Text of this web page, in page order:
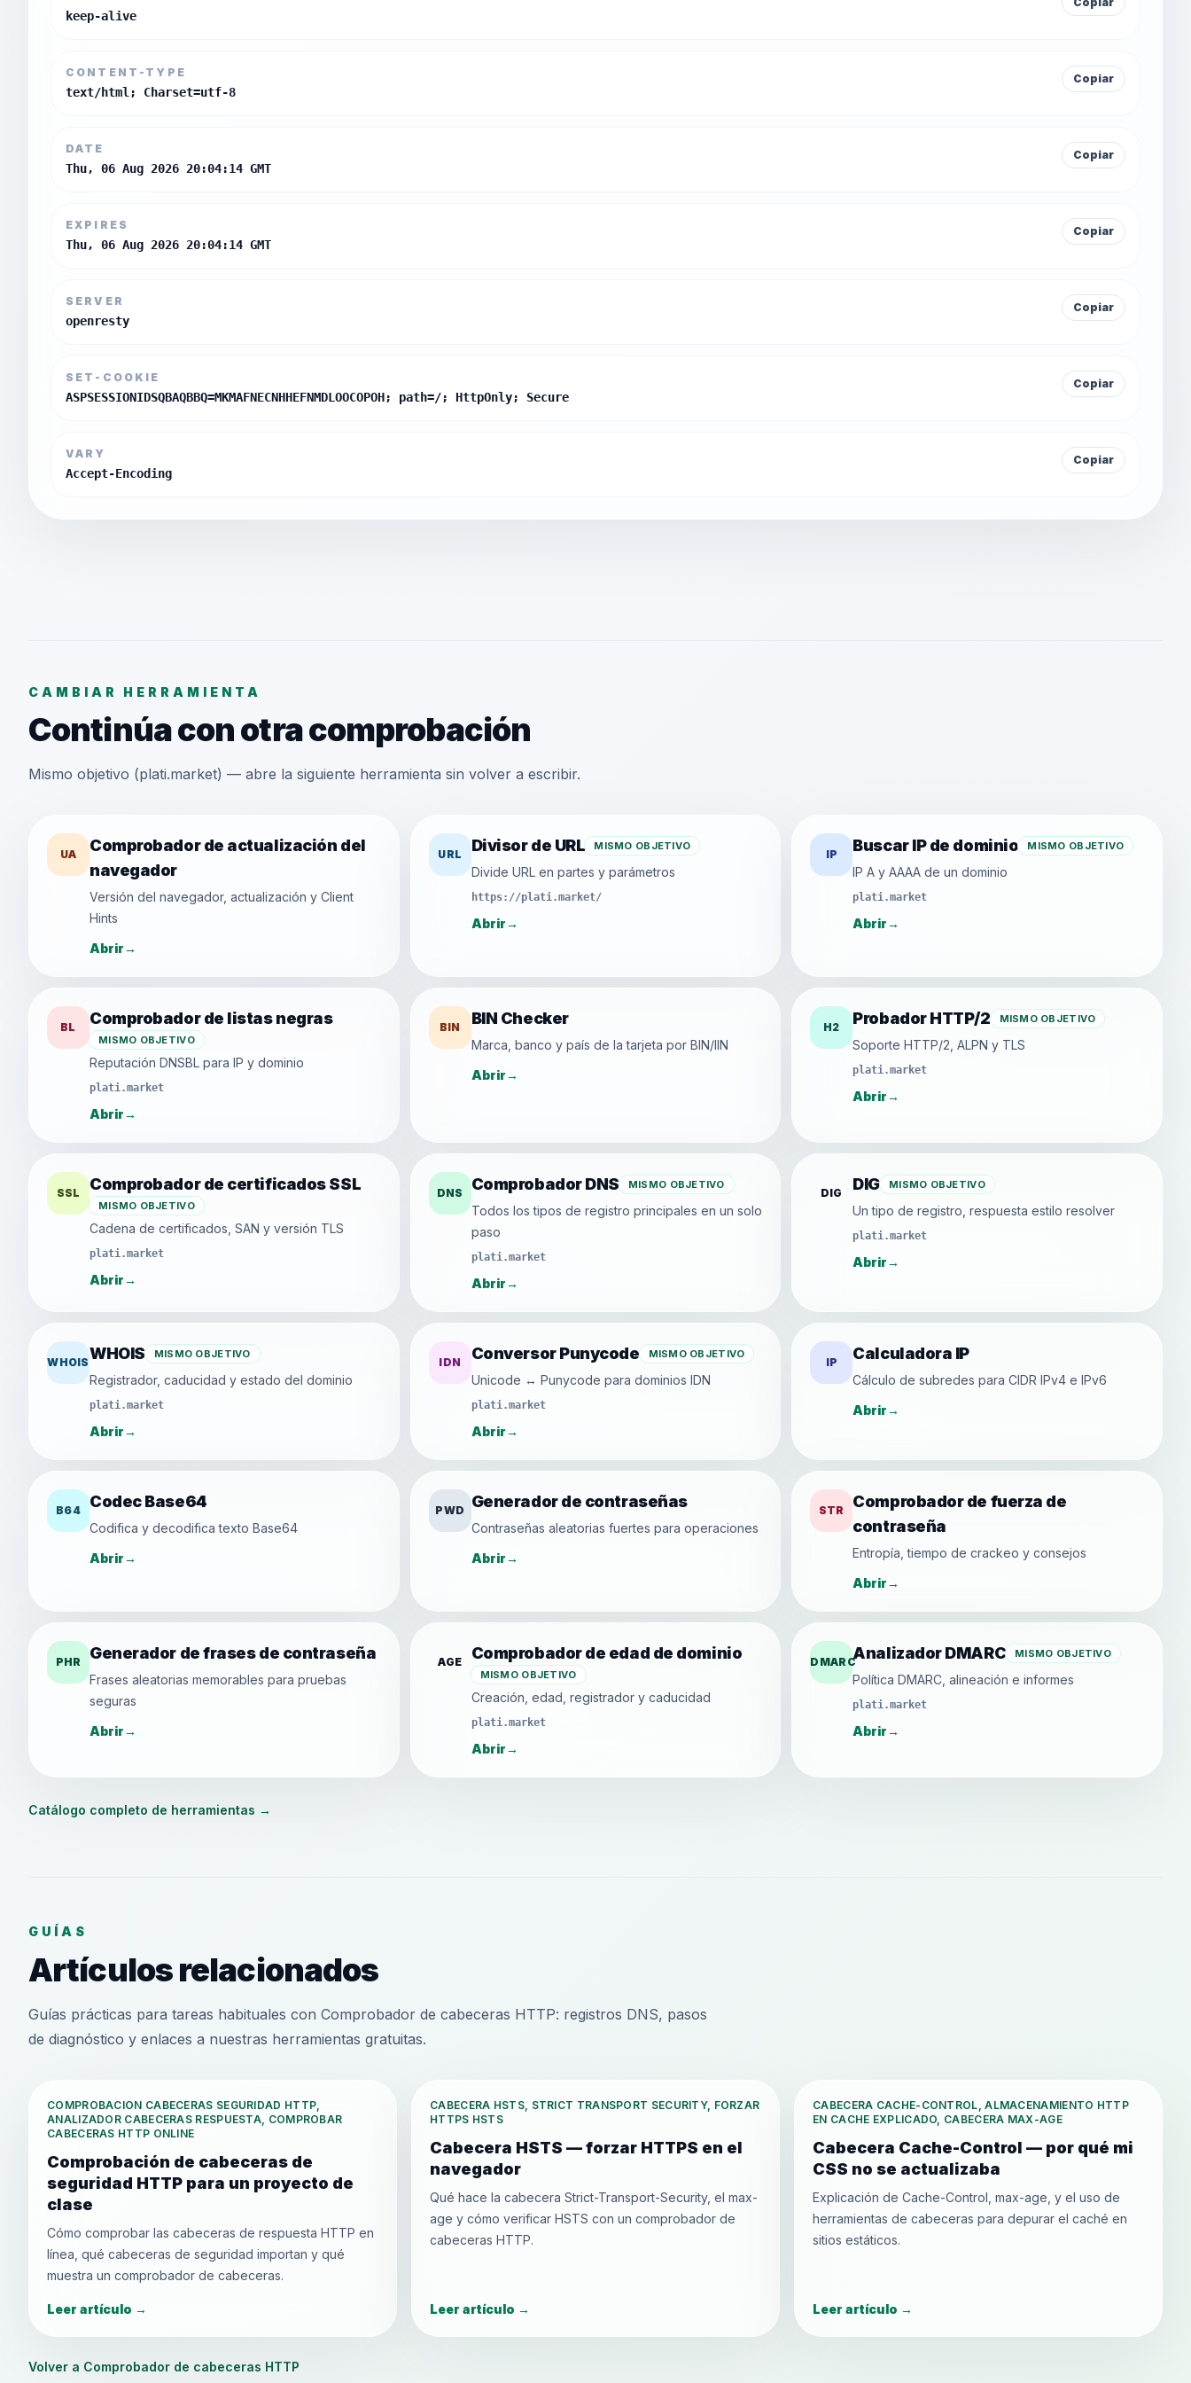
keep-alive
CONTENT-TYPE
text/html; Charset=utf-8
Copiar
DATE
Thu, 06 Aug 2026 20:04:14 GMT
Copiar
EXPIRES
Thu, 06 Aug 2026 20:04:14 GMT
Copiar
SERVER
openresty
Copiar
SET-COOKIE
ASPSESSIONIDSQBAQBBQ=MKMAFNECNHHEFNMDLOOCOPOH; path=/; HttpOnly; Secure
Copiar
VARY
Accept-Encoding
Copiar
CAMBIAR HERRAMIENTA
Continúa con otra comprobación
Mismo objetivo (plati.market) — abre la siguiente herramienta sin volver a escribir.
UA
Comprobador de actualización del
navegador
Versión del navegador, actualización y Client
Hints
Abrir→
URL Divisor de URL MISMO OBJETIVO
Divide URL en partes y parámetros
https://plati.market/
Abrir→
IP Buscar IP de dominio MISMO OBJETIVO
IP A y AAAA de un dominio
plati.market
Abrir→
BL Comprobador de listas negras
MISMO OBJETIVO
Reputación DNSBL para IP y dominio
plati.market
Abrir→
BIN BIN Checker
Marca, banco y país de la tarjeta por BIN/IIN
Abrir→
H2 Probador HTTP/2 MISMO OBJETIVO
Soporte HTTP/2, ALPN y TLS
plati.market
Abrir→
SSL Comprobador de certificados SSL
MISMO OBJETIVO
Cadena de certificados, SAN y versión TLS
plati.market
Abrir→
DNS Comprobador DNS MISMO OBJETIVO
Todos los tipos de registro principales en un solo
paso
plati.market
Abrir→
DIG DIG MISMO OBJETIVO
Un tipo de registro, respuesta estilo resolver
plati.market
Abrir→
WHOISWHOIS MISMO OBJETIVO
Registrador, caducidad y estado del dominio
plati.market
Abrir→
IDN Conversor Punycode MISMO OBJETIVO
Unicode ↔ Punycode para dominios IDN
plati.market
Abrir→
IP Calculadora IP
Cálculo de subredes para CIDR IPv4 e IPv6
Abrir→
B64 Codec Base64
Codifica y decodifica texto Base64
Abrir→
PWD Generador de contraseñas
Contraseñas aleatorias fuertes para operaciones
Abrir→
STR
Comprobador de fuerza de
contraseña
Entropía, tiempo de crackeo y consejos
Abrir→
PHR Generador de frases de contraseña
Frases aleatorias memorables para pruebas
seguras
Abrir→
AGE Comprobador de edad de dominio
MISMO OBJETIVO
Creación, edad, registrador y caducidad
plati.market
Abrir→
DMARCAnalizador DMARC MISMO OBJETIVO
Política DMARC, alineación e informes
plati.market
Abrir→
Catálogo completo de herramientas →
GUÍAS
Artículos relacionados
Guías prácticas para tareas habituales con Comprobador de cabeceras HTTP: registros DNS, pasos
de diagnóstico y enlaces a nuestras herramientas gratuitas.
COMPROBACION CABECERAS SEGURIDAD HTTP,
ANALIZADOR CABECERAS RESPUESTA, COMPROBAR
CABECERAS HTTP ONLINE
Comprobación de cabeceras de
seguridad HTTP para un proyecto de
clase
Cómo comprobar las cabeceras de respuesta HTTP en
línea, qué cabeceras de seguridad importan y qué
muestra un comprobador de cabeceras.
Leer artículo →
CABECERA HSTS, STRICT TRANSPORT SECURITY, FORZAR
HTTPS HSTS
Cabecera HSTS — forzar HTTPS en el
navegador
Qué hace la cabecera Strict-Transport-Security, el max-
age y cómo verificar HSTS con un comprobador de
cabeceras HTTP.
Leer artículo →
CABECERA CACHE-CONTROL, ALMACENAMIENTO HTTP
EN CACHE EXPLICADO, CABECERA MAX-AGE
Cabecera Cache-Control — por qué mi
CSS no se actualizaba
Explicación de Cache-Control, max-age, y el uso de
herramientas de cabeceras para depurar el caché en
sitios estáticos.
Leer artículo →
Volver a Comprobador de cabeceras HTTP